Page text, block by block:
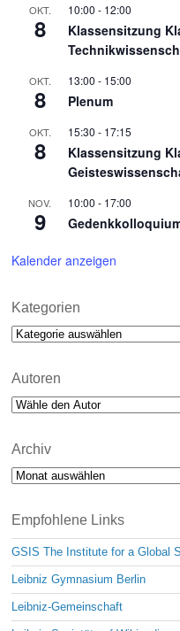
OKT.
8
10:00 - 12:00
Klassensitzung
OKT.
8
13:00 - 15:00
Plenum
OKT.
8
15:30 - 17:15
Klassensitzung
NOV.
9
10:00 - 17:00
Kalender anzeigen
Kategorien
Kategorien
Autoren
Archiv
Archiv
Empfohlene Links
GSIS The Institute for a Global
Leibniz Gymnasium Berlin
Leibniz-Gemeinschaft